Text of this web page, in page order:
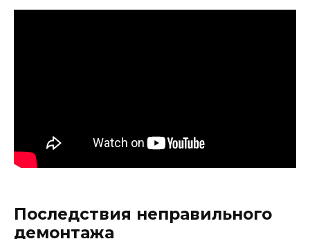
Последствия неправильного
демонтажа